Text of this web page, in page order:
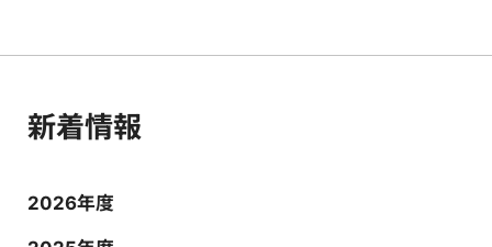
新着情報
2026年度